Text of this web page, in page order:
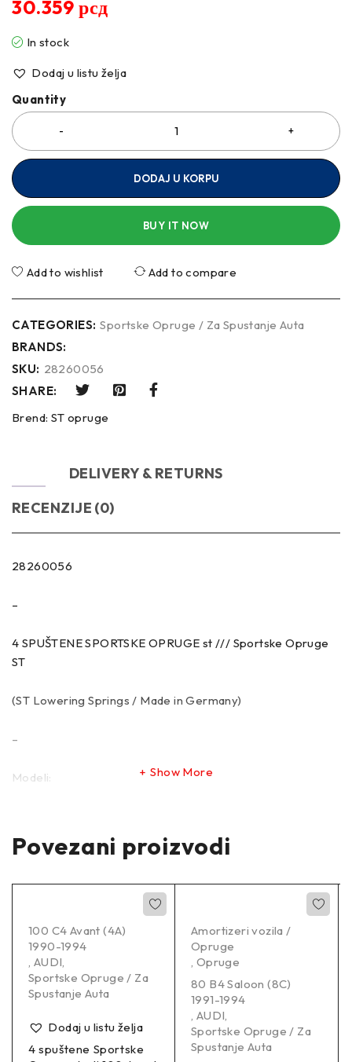
30.359рсд
In stock
Dodaj u listu želja
Quantity
DODAJ U KORPU
BUY IT NOW
Add to wishlist Add to compare
CATEGORIES: Sportske Opruge / Za Spustanje Auta
BRANDS:
SKU: 28260056
SHARE:
Brend: ST opruge
DELIVERY & RETURNS
RECENZIJE (0)
28260056
–
4 SPUŠTENE SPORTSKE OPRUGE st /// Sportske Opruge
ST
(ST Lowering Springs / Made in Germany)
–
Modeli:
OPEL ASTRA G CC (T98) 02/1998-12/2009
OPEL ASTRA G Hatchback (T98) 02/1998-12/2009 1.6
(F08, F48) Hatchback Petrol 55 KW 1598 ccm 4 Front
Wheel Drive
Show More
Povezani proizvodi
100 C4 Avant (4A)
1990-1994
, AUDI,
Sportske Opruge / Za
Spustanje Auta
Dodaj u listu želja
4 spuštene Sportske
Amortizeri vozila /
Opruge
, Opruge
80 B4 Saloon (8C)
1991-1994
, AUDI,
Sportske Opruge / Za
Spustanje Auta